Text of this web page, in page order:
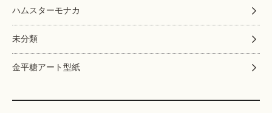
ハムスターモナカ
未分類
金平糖アート型紙